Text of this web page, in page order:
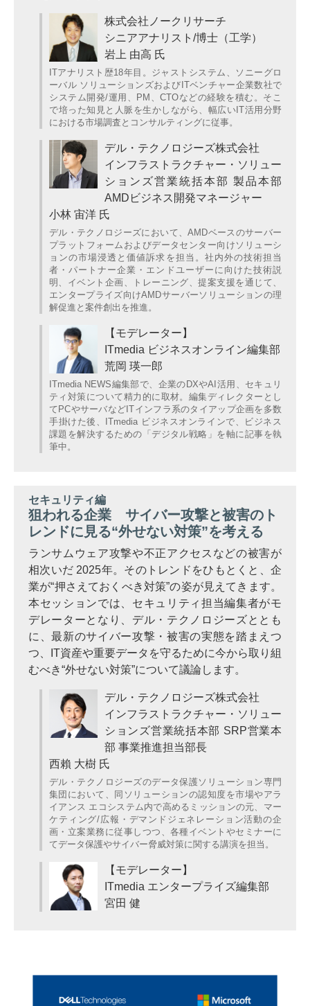
株式会社ノークリサーチ
シニアアナリスト/博士（工学）
岩上 由高 氏
ITアナリスト歴18年目。ジャストシステム、ソニーグロ
ーバル ソリューションズおよびITベンチャー企業数社で
システム開発/運用、PM、CTOなどの経験を積む。そこ
で培った知見と人脈を生かしながら、幅広いIT活用分野
における市場調査とコンサルティングに従事。
デル・テクノロジーズ株式会社
インフラストラクチャー・ソリュー
ションズ営業統括本部 製品本部
AMDビジネス開発マネージャー
小林 宙洋 氏
デル・テクノロジーズにおいて、AMDベースのサーバー
プラットフォームおよびデータセンター向けソリューシ
ョンの市場浸透と価値訴求を担当。社内外の技術担当
者・パートナー企業・エンドユーザーに向けた技術説
明、イベント企画、トレーニング、提案支援を通じて、
エンタープライズ向けAMDサーバーソリューションの理
解促進と案件創出を推進。
【モデレーター】
ITmedia ビジネスオンライン編集部
荒岡 瑛一郎
ITmedia NEWS編集部で、企業のDXやAI活用、セキュリ
ティ対策について精力的に取材。編集ディレクターとし
てPCやサーバなどITインフラ系のタイアップ企画を多数
手掛けた後、ITmedia ビジネスオンラインで、ビジネス
課題を解決するための「デジタル戦略」を軸に記事を執
筆中。
セキュリティ編
狙われる企業 サイバー攻撃と被害のト
レンドに見る“外せない対策”を考える
ランサムウェア攻撃や不正アクセスなどの被害が
相次いだ 2025年。そのトレンドをひもとくと、企
業が“押さえておくべき対策”の姿が見えてきます。
本セッションでは、セキュリティ担当編集者がモ
デレーターとなり、デル・テクノロジーズととも
に、最新のサイバー攻撃・被害の実態を踏まえつ
つ、IT資産や重要データを守るために今から取り組
むべき“外せない対策”について議論します。
デル・テクノロジーズ株式会社
インフラストラクチャー・ソリュー
ションズ営業統括本部 SRP営業本
部 事業推進担当部長
西賴 大樹 氏
デル・テクノロジーズのデータ保護ソリューション専門
集団において、同ソリューションの認知度を市場やアラ
イアンス エコシステム内で高めるミッションの元、マー
ケティング/広報・デマンドジェネレーション活動の企
画・立案業務に従事しつつ、各種イベントやセミナーに
てデータ保護やサイバー脅威対策に関する講演を担当。
【モデレーター】
ITmedia エンタープライズ編集部
宮田 健